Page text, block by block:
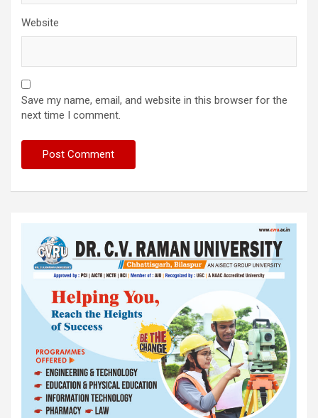
Website
Save my name, email, and website in this browser for the
next time I comment.